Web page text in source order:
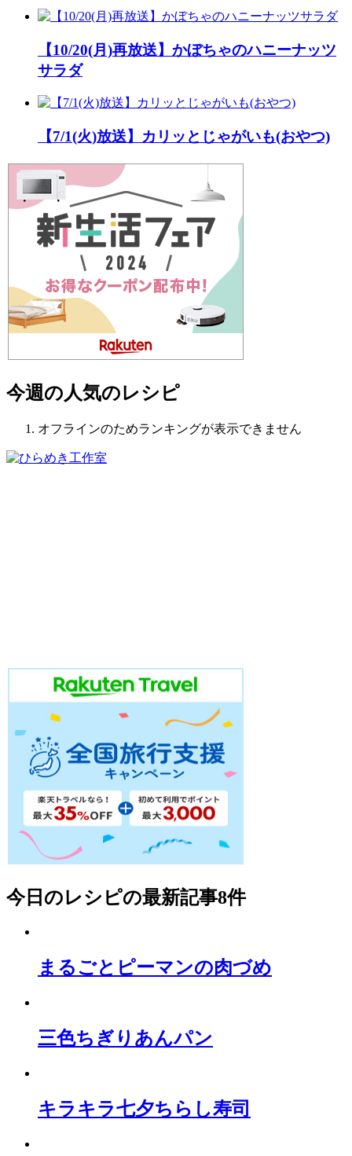
【10/20(月)再放送】かぼちゃのハニーナッツ
サラダ
【7/1(火)放送】カリッとじゃがいも(おやつ)
今週の人気のレシピ
オフラインのためランキングが表示できません
今日のレシピの最新記事8件
まるごとピーマンの肉づめ
三色ちぎりあんパン
キラキラ七夕ちらし寿司